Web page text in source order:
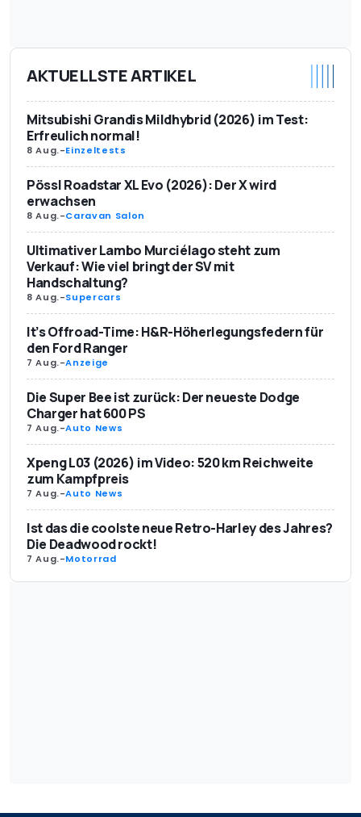
AKTUELLSTE ARTIKEL
Mitsubishi Grandis Mildhybrid (2026) im Test:
Erfreulich normal!
8 Aug.-Einzeltests
Pössl Roadstar XL Evo (2026): Der X wird
erwachsen
8 Aug.-Caravan Salon
Ultimativer Lambo Murciélago steht zum
Verkauf: Wie viel bringt der SV mit
Handschaltung?
8 Aug.-Supercars
It’s Offroad-Time: H&R-Höherlegungsfedern für
den Ford Ranger
7 Aug.-Anzeige
Die Super Bee ist zurück: Der neueste Dodge
Charger hat 600 PS
7 Aug.-Auto News
Xpeng L03 (2026) im Video: 520 km Reichweite
zum Kampfpreis
7 Aug.-Auto News
Ist das die coolste neue Retro-Harley des Jahres?
Die Deadwood rockt!
7 Aug.-Motorrad